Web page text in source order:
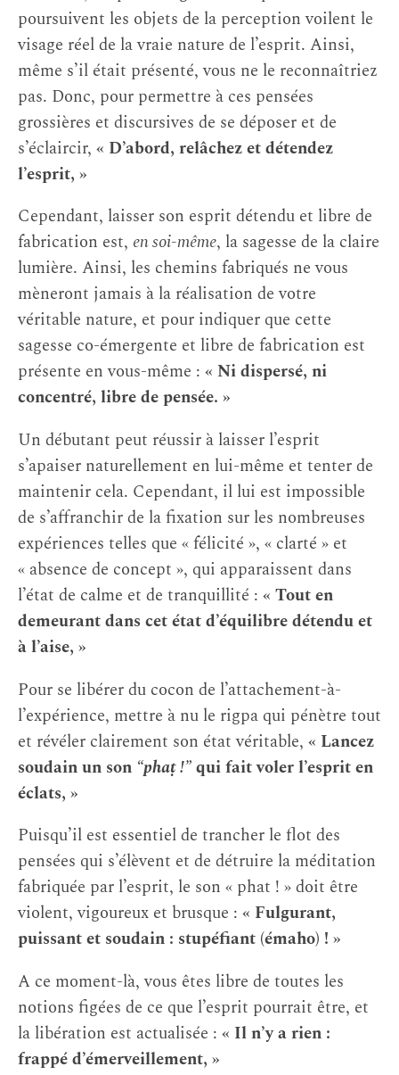
poursuivent les objets de la perception voilent le
visage réel de la vraie nature de l’esprit. Ainsi,
même s’il était présenté, vous ne le reconnaîtriez
pas. Donc, pour permettre à ces pensées
grossières et discursives de se déposer et de
s’éclaircir, « D’abord, relâchez et détendez
l’esprit, »
Cependant, laisser son esprit détendu et libre de
fabrication est, en soi-même, la sagesse de la claire
lumière. Ainsi, les chemins fabriqués ne vous
mèneront jamais à la réalisation de votre
véritable nature, et pour indiquer que cette
sagesse co-émergente et libre de fabrication est
présente en vous-même : « Ni dispersé, ni
concentré, libre de pensée. »
Un débutant peut réussir à laisser l’esprit
s’apaiser naturellement en lui-même et tenter de
maintenir cela. Cependant, il lui est impossible
de s’affranchir de la fixation sur les nombreuses
expériences telles que « félicité », « clarté » et
« absence de concept », qui apparaissent dans
l’état de calme et de tranquillité : « Tout en
demeurant dans cet état d’équilibre détendu et
à l’aise, »
Pour se libérer du cocon de l’attachement-à-
l’expérience, mettre à nu le rigpa qui pénètre tout
et révéler clairement son état véritable, « Lancez
soudain un son “phaṭ !”qui fait voler l’esprit en
éclats, »
Puisqu’il est essentiel de trancher le flot des
pensées qui s’élèvent et de détruire la méditation
fabriquée par l’esprit, le son « phat ! » doit être
violent, vigoureux et brusque : « Fulgurant,
puissant et soudain : stupéfiant (émaho) ! »
A ce moment-là, vous êtes libre de toutes les
notions figées de ce que l’esprit pourrait être, et
la libération est actualisée : « Il n’y a rien :
frappé d’émerveillement, »